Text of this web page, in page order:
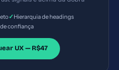
✓Hierarquia de headings
confiança
UX — R$47